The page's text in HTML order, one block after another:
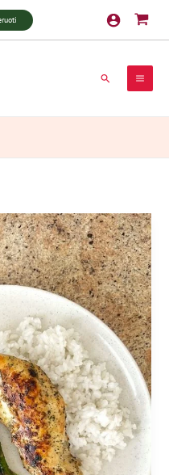
Paieška